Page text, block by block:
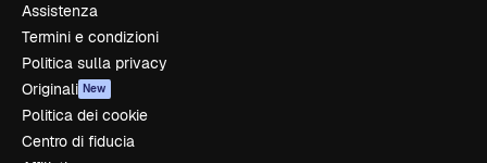
Assistenza
Termini e condizioni
Politica sulla privacy
Originali New
Politica dei cookie
Centro di fiducia